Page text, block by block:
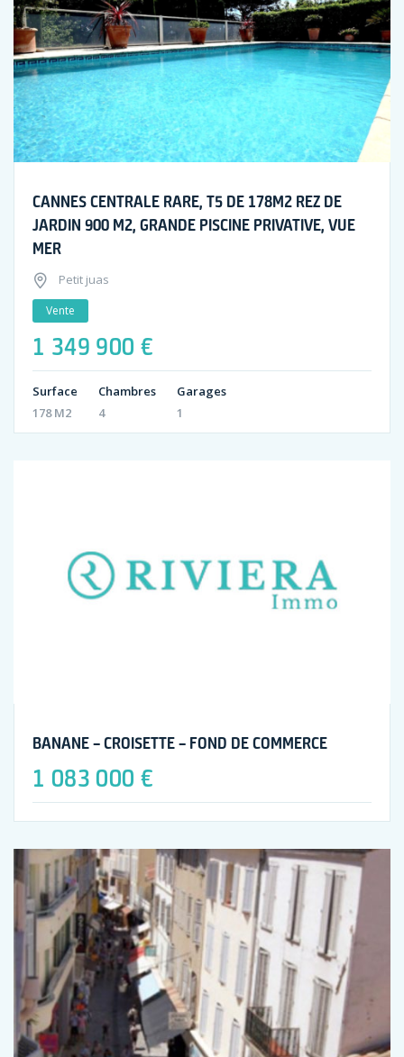
CANNES CENTRALE RARE, T5 DE 178M2 REZ DE
JARDIN 900 M2, GRANDE PISCINE PRIVATIVE, VUE
MER
Petit juas
Vente
1 349 900 €
Surface
178 M2
Chambres
4
Garages
1
BANANE – CROISETTE – FOND DE COMMERCE
1 083 000 €